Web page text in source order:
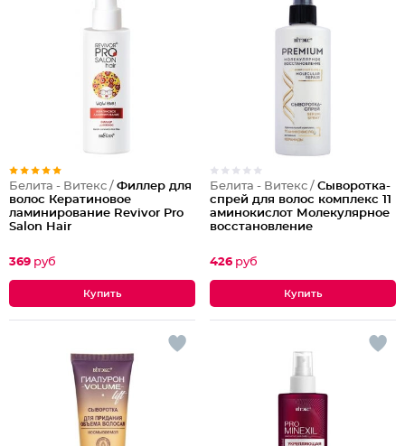
Белита - Витекс / Филлер для
волос Кератиновое
ламинирование Revivor Pro
Salon Hair
369 руб
Белита - Витекс / Сыворотка-
спрей для волос комплекс 11
аминокислот Молекулярное
восстановление
426 руб